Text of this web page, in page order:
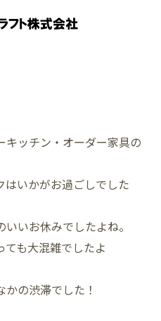
キッチン・オーダー家具の
はいかがお過ごしでした
いお休みでしたよね。
も大混雑でしたよ
の渋滞でした！